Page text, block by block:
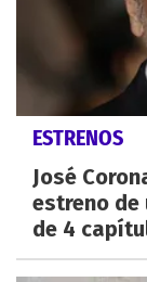
ESTRENOS
José
estreno de
de 4